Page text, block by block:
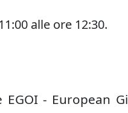
alle ore 12:30.
- European